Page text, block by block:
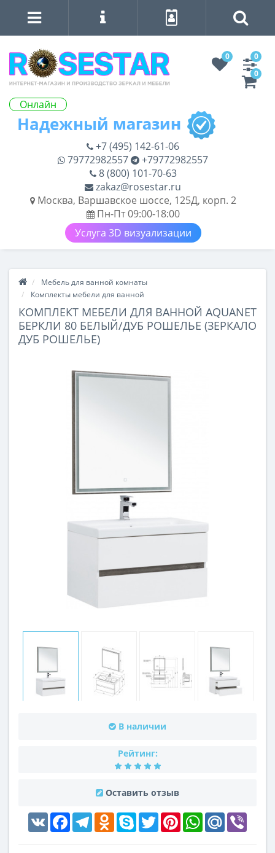
Онлайн
0
0
0
+7 (495) 142-61-06
79772982557
+79772982557
8 (800) 101-70-63
zakaz@rosestar.ru
Москва, Варшавское шоссе, 125Д, корп. 2
Пн-Пт 09:00-18:00
Услуга 3D визуализации
Мебель для ванной комнаты
Комплекты мебели для ванной
КОМПЛЕКТ МЕБЕЛИ ДЛЯ ВАННОЙ AQUANET
БЕРКЛИ 80 БЕЛЫЙ/ДУБ РОШЕЛЬЕ (ЗЕРКАЛО
ДУБ РОШЕЛЬЕ)
В наличии
Рейтинг:
Оставить отзыв
VK FacebookTelegramOdnoklassniki
Skype Twitter PinterestWhatsAppMail.Ru